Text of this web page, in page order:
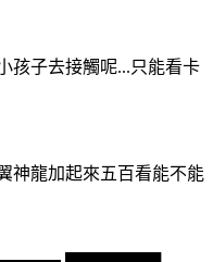
孩子去接觸呢...只能看卡
神龍加起來五百看能不能